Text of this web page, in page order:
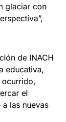
glaciar con
de INACH
educativa,
ocurrido,
el
las nuevas